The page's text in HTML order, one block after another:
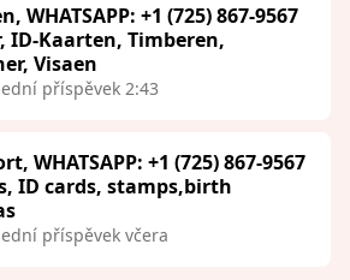
WHATSAPP: +1 (725) 867-9567
ID-Kaarten, Timberen,
Visaen
příspěvek 2:43
WHATSAPP: +1 (725) 867-9567
ID cards, stamps,birth
příspěvek včera